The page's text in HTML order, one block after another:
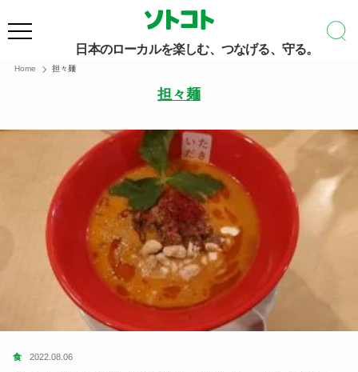
日本のローカルを楽しむ、つなげる、守る。
Home 担々麺
担々麺
食 2022.08.06